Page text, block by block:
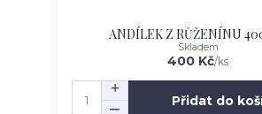
ANDÍLEK Z RŮŽENÍNU
400 Kč/ks
Skladem
Přidat do